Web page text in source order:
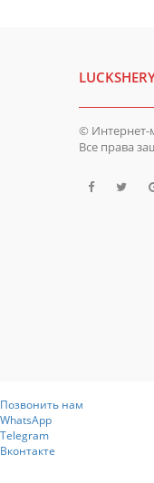
© Интернет-
Все права
Позвонить нам
WhatsApp
Telegram
Вконтакте